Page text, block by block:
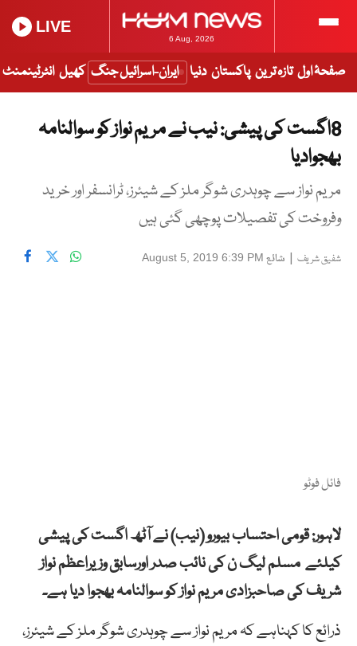
6 Aug, 2026
LIVE
صفحۂ اول تازہ ترین پاکستان دنیا ایران-اسرائیل جنگ کھیل انٹرٹینمنٹ
8اگست کی پیشی: نیب نے مریم نواز کو سوالنامہ
بھجوادیا
مریم نواز سے چوہدری شوگر ملز کے شیئرز، ٹرانسفر اور خرید
وفروخت کی تفصیلات پوچھی گئی ہیں
شفیق شریف | شائع August 5, 2019 6:39 PM
فائل فوٹو
لاہور: قومی احتساب بیورو (نیب) نے آٹھ اگست کی پیشی
کیلئے مسلم لیگ ن کی نائب صدر اورسابق وزیراعظم نواز
شریف کی صاحبزادی مریم نواز کو سوالنامہ بھجوا دیا ہے۔
ذرائع کا کہناہے کہ مریم نواز سے چوہدری شوگر ملز کے شیئرز،